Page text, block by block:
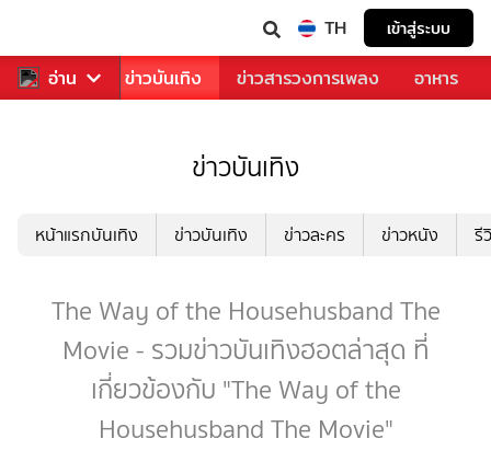
TH เข้าสู่ระบบ
อ่าน
ฬา ข่าว ข่าวบันเทิง ข่าวสารวงการเพลง อาหาร
ข่าวบันเทิง
หน้าแรกบันเทิง ข่าวบันเทิง ข่าวละคร ข่าวหนัง รี
The Way of the Househusband The
Movie - รวมข่าวบันเทิงฮอตล่าสุด ที่
เกี่ยวข้องกับ "The Way of the
Househusband The Movie"